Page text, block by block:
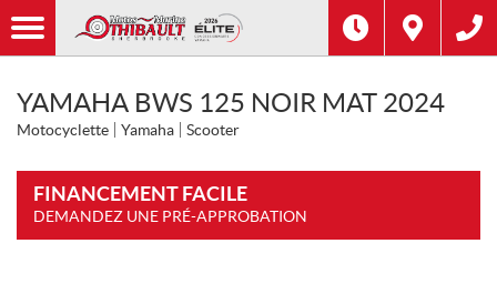
YAMAHA BWS 125 NOIR MAT 2024
Motocyclette Yamaha Scooter
FINANCEMENT FACILE
DEMANDEZ UNE PRÉ-APPROBATION